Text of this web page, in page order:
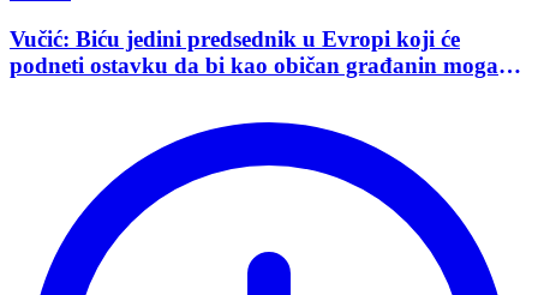
Vučić: Biću jedini predsednik u Evropi koji će
podneti ostavku da bi kao običan građanin mogao